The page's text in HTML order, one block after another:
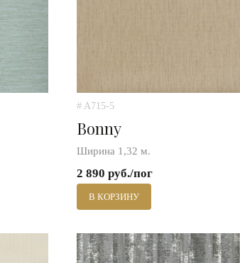
# A715-5
Bonny
Ширина 1,32 м.
2 890 руб./пог
В КОРЗИНУ